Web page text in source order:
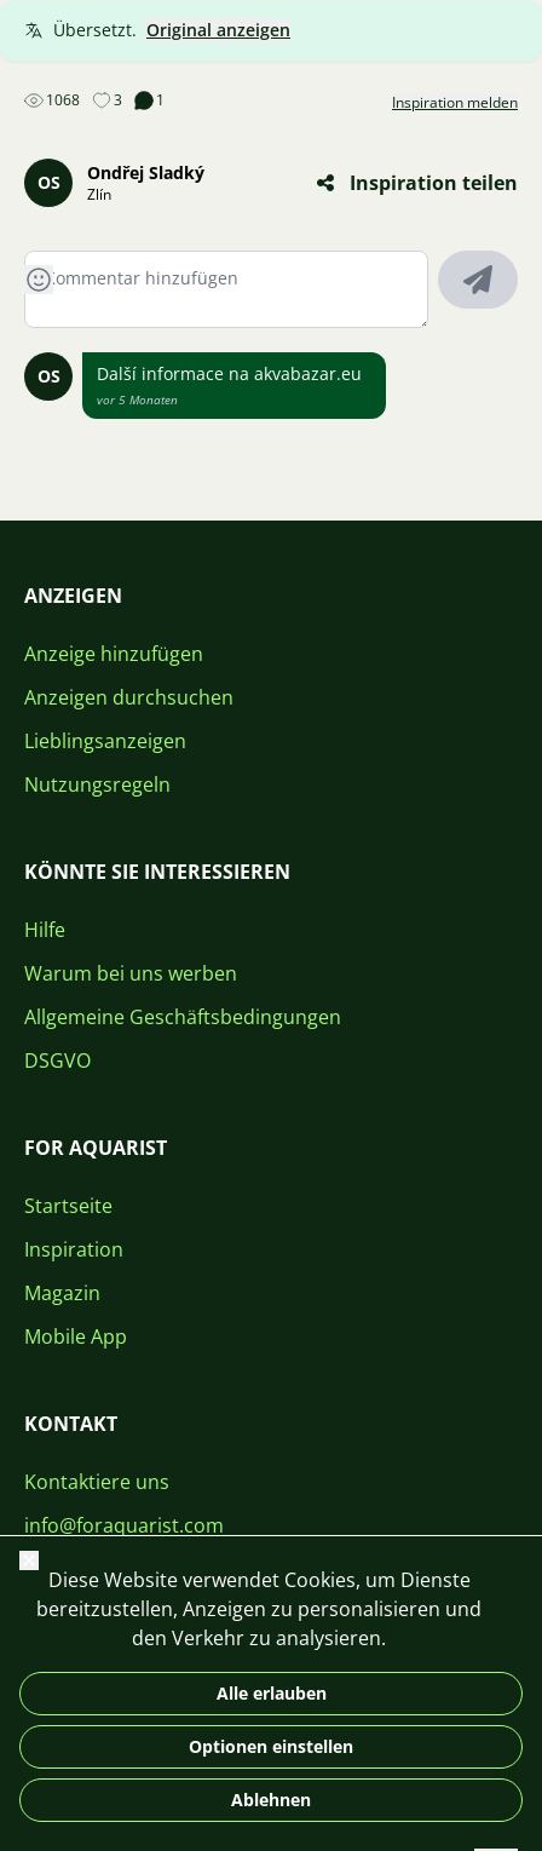
Übersetzt. Original anzeigen
1068 3 1 Inspiration melden
OS Ondřej Sladký
Zlín Inspiration teilen
OS Další informace na akvabazar.eu
vor 5 Monaten
ANZEIGEN
Anzeige hinzufügen
Anzeigen durchsuchen
Lieblingsanzeigen
Nutzungsregeln
KÖNNTE SIE INTERESSIEREN
Hilfe
Warum bei uns werben
Allgemeine Geschäftsbedingungen
DSGVO
FOR AQUARIST
Startseite
Inspiration
Magazin
Mobile App
KONTAKT
Kontaktiere uns
info@foraquarist.com
+420 603 449 602
DE
© 2026 For Aquarist
Schließen
Diese Website verwendet Cookies, um Dienste
bereitzustellen, Anzeigen zu personalisieren und
den Verkehr zu analysieren.
Alle erlauben
Optionen einstellen
Ablehnen